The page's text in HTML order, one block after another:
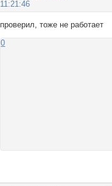
11:21:46
проверил, тоже не работает
0